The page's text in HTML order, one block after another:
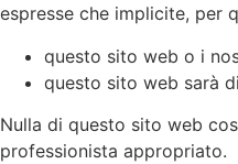
espresse che implicite, per
questo sito web o i
questo sito web sarà
Nulla di questo sito web
professionista appropriato.